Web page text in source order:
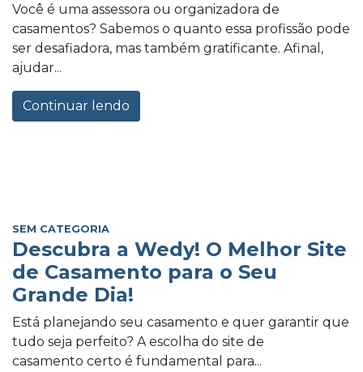
Você é uma assessora ou organizadora de
casamentos? Sabemos o quanto essa profissão pode
ser desafiadora, mas também gratificante. Afinal,
ajudar...
Continuar lendo
SEM CATEGORIA
Descubra a Wedy! O Melhor Site
de Casamento para o Seu
Grande Dia!
Está planejando seu casamento e quer garantir que
tudo seja perfeito? A escolha do site de
casamento certo é fundamental para...